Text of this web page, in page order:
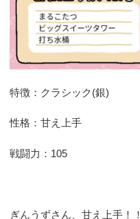
特徴：クラシック(銀)
性格：甘え上手
戦闘力：105
ぎんうずさん、甘え上手！！